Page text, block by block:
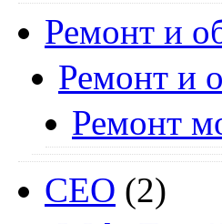
Ремонт и
Ремонт и
Ремонт
СЕО (2)